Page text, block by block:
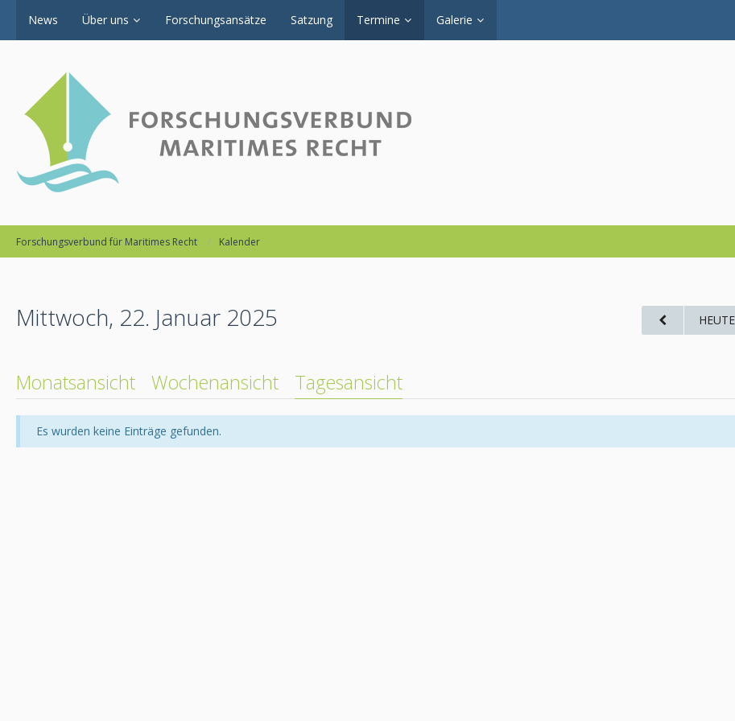
News Über uns Forschungsansätze Satzung Termine Galerie
Forschungsverbund für Maritimes Recht Kalender
Mittwoch, 22. Januar 2025 HEUTE
Monatsansicht Wochenansicht Tagesansicht
Es wurden keine Einträge gefunden.